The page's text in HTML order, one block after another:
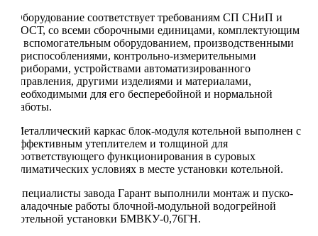
Оборудование соответствует требованиям СП СНиП и
ГОСТ, со всеми сборочными единицами, комплектующим
и вспомогательным оборудованием, производственными
приспособлениями, контрольно-измерительными
приборами, устройствами автоматизированного
управления, другими изделиями и материалами,
необходимыми для его бесперебойной и нормальной
работы.
Металлический каркас блок-модуля котельной выполнен с
эффективным утеплителем и толщиной для
соответствующего функционирования в суровых
климатических условиях в месте установки котельной.
Специалисты завода Гарант выполнили монтаж и пуско-
наладочные работы блочной-модульной водогрейной
котельной установки БМВКУ-0,76ГН.